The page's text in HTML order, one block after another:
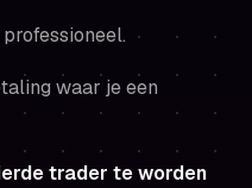
waar je een
trader te worden